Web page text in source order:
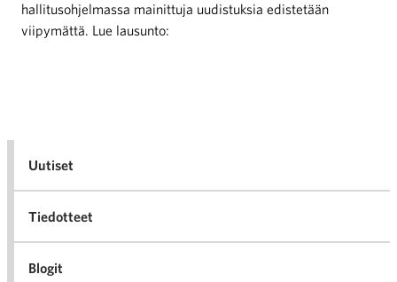
hallitusohjelmassa mainittuja uudistuksia edistetään
viipymättä. Lue lausunto:
Uutiset
Tiedotteet
Blogit